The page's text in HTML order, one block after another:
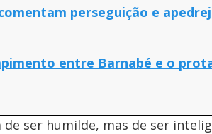
perseguição e
entre Barnabé e o
ser humilde, mas de ser